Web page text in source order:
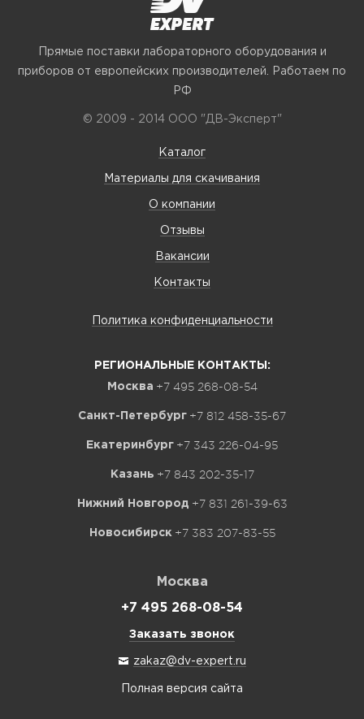
Прямые поставки лабораторного оборудования и
приборов от европейских производителей. Работаем по
РФ
© 2009 - 2014 ООО "ДВ-Эксперт"
Каталог
Материалы для скачивания
О компании
Отзывы
Вакансии
Контакты
Политика конфиденциальности
РЕГИОНАЛЬНЫЕ КОНТАКТЫ:
Москва +7 495 268-08-54
Санкт-Петербург +7 812 458-35-67
Екатеринбург +7 343 226-04-95
Казань +7 843 202-35-17
Нижний Новгород +7 831 261-39-63
Новосибирск +7 383 207-83-55
Москва
+7 495 268-08-54
Заказать звонок
zakaz@dv-expert.ru
Полная версия сайта